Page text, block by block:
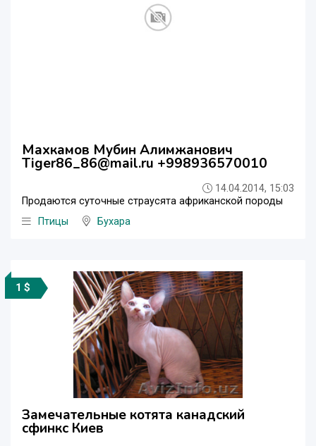
Махкамов Мубин Алимжанович
Tiger86_86@mail.ru +998936570010
14.04.2014, 15:03
Продаются суточные страусята африканской породы
Птицы
Бухара
1 $
Замечательные котята канадский
сфинкс Киев